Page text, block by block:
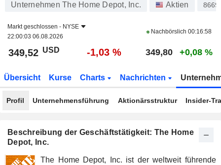
Unternehmen The Home Depot, Inc. Aktien
Markt geschlossen - NYSE
22:00:03 06.08.2026
Nachbörslich 00:16:58
349,52 USD -1,03 % 349,80 +0,08 %
Übersicht Kurse Charts Nachrichten
Profil Unternehmensführung Aktionärsstruktur Insider-
Beschreibung der Geschäftstätigkeit: The Home
Depot, Inc.
The Home Depot, Inc. ist der weltweit führende